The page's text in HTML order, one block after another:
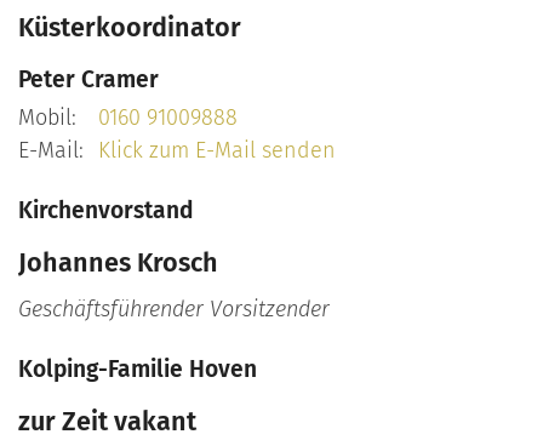
Küsterkoordinator
Peter Cramer
Mobil:
0160 91009888
E-Mail:
Klick zum E-Mail senden
Kirchenvorstand
Johannes Krosch
Geschäftsführender Vorsitzender
Kolping-Familie Hoven
zur Zeitvakant